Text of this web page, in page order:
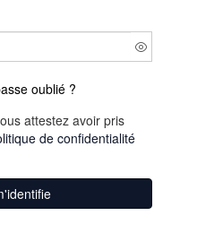
oublié ?
attestez avoir pris
de confidentialité